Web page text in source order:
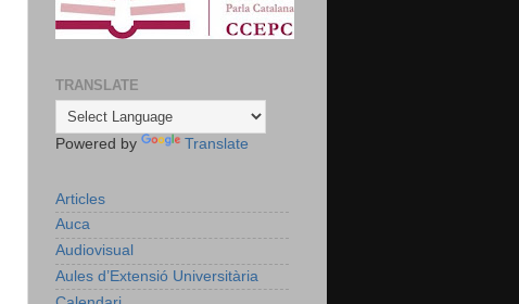
TRANSLATE
Powered by Translate
Articles
Auca
Audiovisual
Aules d’Extensió Universitària